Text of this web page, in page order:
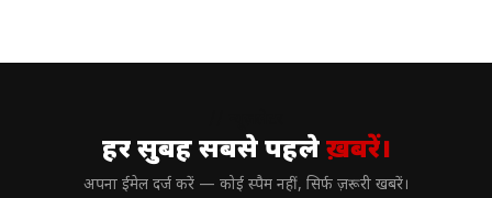
हर सुबह सबसे पहलेख़बरें।
अपना ईमेल दर्ज करें — कोई स्पैम नहीं, सिर्फ ज़रूरी खबरें।